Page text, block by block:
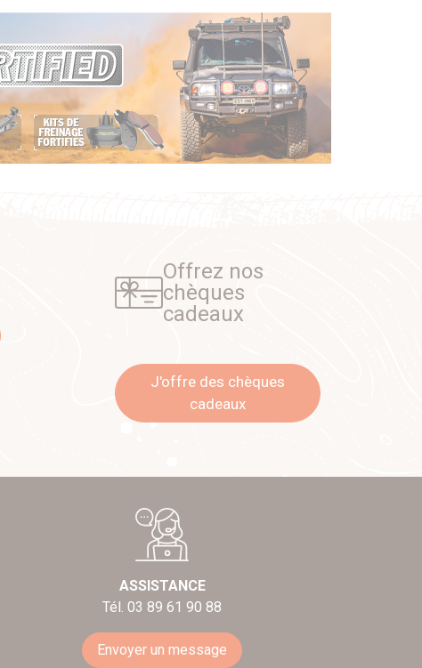
Offrez nos
chèques
cadeaux
J'offre des chèques
cadeaux
ASSISTANCE
Tél. 03 89 61 90 88
Envoyer un message